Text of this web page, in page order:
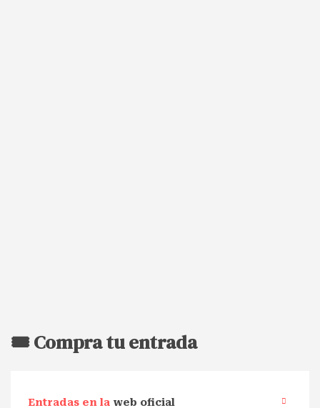
🎟️ Compra tu entrada
Entradas en la web oficial